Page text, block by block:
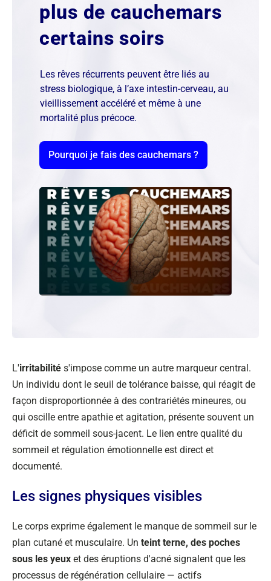
plus de cauchemars
certains soirs
Les rêves récurrents peuvent être liés au
stress biologique, à l’axe intestin-cerveau, au
vieillissement accéléré et même à une
mortalité plus précoce.
Pourquoi je fais des cauchemars ?
L'irritabilité s'impose comme un autre marqueur central.
Un individu dont le seuil de tolérance baisse, qui réagit de
façon disproportionnée à des contrariétés mineures, ou
qui oscille entre apathie et agitation, présente souvent un
déficit de sommeil sous-jacent. Le lien entre qualité du
sommeil et régulation émotionnelle est direct et
documenté.
Les signes physiques visibles
Le corps exprime également le manque de sommeil sur le
plan cutané et musculaire. Un teint terne, des poches
sous les yeux et des éruptions d'acné signalent que les
processus de régénération cellulaire — actifs